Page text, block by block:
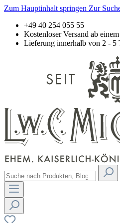
Zum Hauptinhalt springen Zur
+49 40 254 055 55
Kostenloser Versand ab
Lieferung innerhalb von 2 - 5